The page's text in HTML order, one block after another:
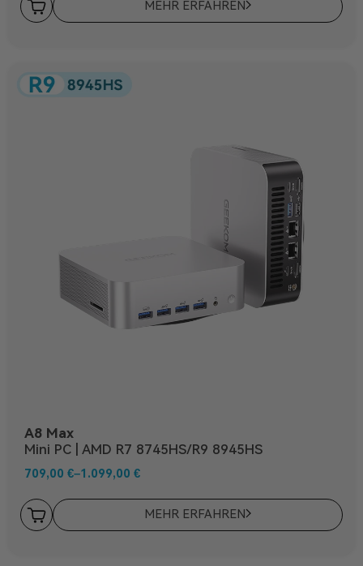
MEHR ERFAHREN
A8 Max
Mini PC | AMD R7 8745HS/R9 8945HS
709,00 €–1.099,00 €
MEHR ERFAHREN